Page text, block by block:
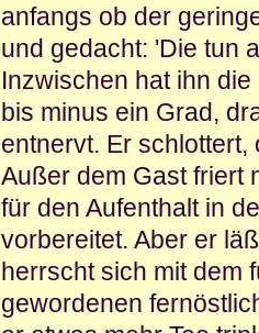
anfangs ob der
und gedacht: 'Die tun
Inzwischen hat ihn
bis minus ein Grad,
entnervt. Er
Außer dem Gast friert
für den Aufenthalt in
vorbereitet. Aber er
herrscht sich mit dem
gewordenen